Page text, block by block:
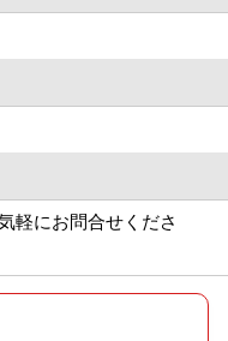
軽にお問合せくださ